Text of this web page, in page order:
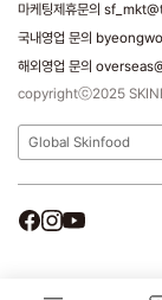
마케팅제휴문의
국내영업 문의
해외영업 문의
copyrightⓒ2025
Global Skinfood